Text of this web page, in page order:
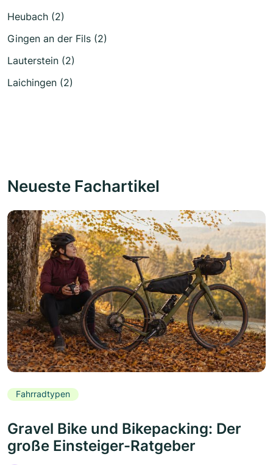
Heubach (2)
Gingen an der Fils (2)
Lauterstein (2)
Laichingen (2)
Neueste Fachartikel
Fahrradtypen
Gravel Bike und Bikepacking: Der
große Einsteiger-Ratgeber